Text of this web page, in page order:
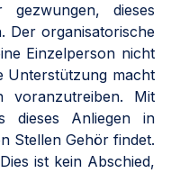
dieses
Der organisatorische
Einzelperson nicht
Unterstützung macht
voranzutreiben. Mit
dieses Anliegen in
Stellen Gehör findet.
ist kein Abschied,